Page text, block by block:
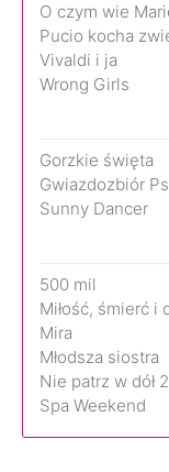
O czym wie
Pucio kocha
Vivaldi i ja
Wrong Girls
Gorzkie święta
Gwiazdozbiór
Sunny Dancer
500 mil
Miłość, śmierć i
Mira
Młodsza siostra
Nie patrz w dół 2
Spa Weekend